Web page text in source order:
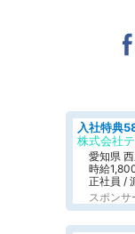
株式会社
愛知県
時給
正社員 /
スポンサ